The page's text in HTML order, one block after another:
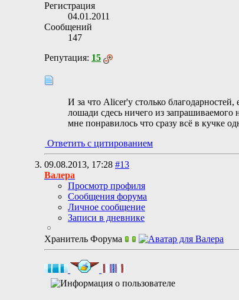
Регистрация
04.01.2011
Сообщений
147
Репутация: 15
И за что Alicer'у столько
лошади сдесь ничего из
мне понравилось что сразу всё в кучке
Ответить с цитированием
09.08.2013, 17:28 #13
Валера
Просмотр профиля
Сообщения форума
Личное сообщение
Записи в дневнике
Хранитель Форума